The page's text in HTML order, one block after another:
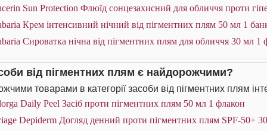
Sun Protection Флюїд сонцезахисний для обличчя проти
Крем інтенсивний нічний від пігментних плям 50 мл 1
Сироватка нічна від пігментних плям для обличчя 30 мл 1
від пігментних плям є найдорожчими?
товарами в категорії засоби від пігментних плям
Daily Peel Засіб проти пігментних плям 50 мл 1 флакон
Depiderm Догляд денний проти пігментних плям SPF-50+